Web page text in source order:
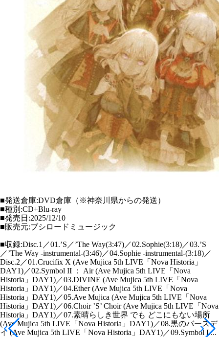
■発送倉庫:DVD倉庫（※神奈川県からの発送）
■種別:CD+Blu-ray
■発売日:2025/12/10
■販売元:ブシロードミュージック
■収録:Disc.1／01.’S／’The Way(3:47)／02.Sophie(3:18)／03.’S
／’The Way -instrumental-(3:46)／04.Sophie -instrumental-(3:18)／
Disc.2／01.Crucifix X (Ave Mujica 5th LIVE「Nova Historia」
DAY1)／02.Symbol II ： Air (Ave Mujica 5th LIVE「Nova
Historia」DAY1)／03.DIVINE (Ave Mujica 5th LIVE「Nova
Historia」DAY1)／04.Ether (Ave Mujica 5th LIVE「Nova
Historia」DAY1)／05.Ave Mujica (Ave Mujica 5th LIVE「Nova
Historia」DAY1)／06.Choir ’S’ Choir (Ave Mujica 5th LIVE「Nova
Historia」DAY1)／07.素晴らしき世界 でも どこにもない場所
(Ave Mujica 5th LIVE「Nova Historia」DAY1)／08.黒のバースデ
イ (Ave Mujica 5th LIVE「Nova Historia」DAY1)／09.Symbol I....